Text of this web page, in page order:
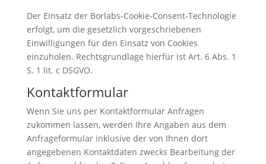
Der Einsatz der Borlabs-Cookie-Consent-Technologie
erfolgt, um die gesetzlich vorgeschriebenen
Einwilligungen für den Einsatz von Cookies
einzuholen. Rechtsgrundlage hierfür ist Art. 6 Abs. 1
S. 1 lit. c DSGVO.
Kontaktformular
Wenn Sie uns per Kontaktformular Anfragen
zukommen lassen, werden Ihre Angaben aus dem
Anfrageformular inklusive der von Ihnen dort
angegebenen Kontaktdaten zwecks Bearbeitung der